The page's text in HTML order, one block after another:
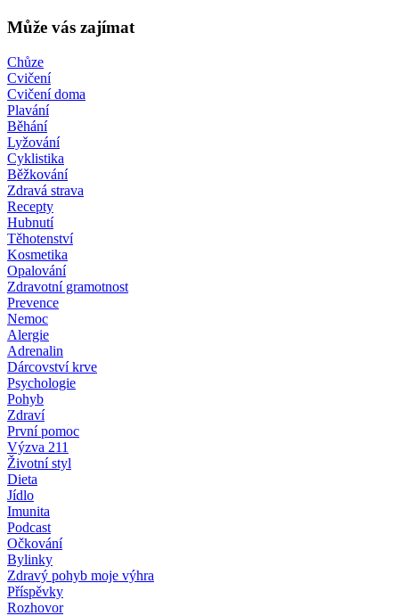
Může vás zajímat
Chůze
Cvičení
Cvičení doma
Plavání
Běhání
Lyžování
Cyklistika
Běžkování
Zdravá strava
Recepty
Hubnutí
Těhotenství
Kosmetika
Opalování
Zdravotní gramotnost
Prevence
Nemoc
Alergie
Adrenalin
Dárcovství krve
Psychologie
Pohyb
Zdraví
První pomoc
Výzva 211
Životní styl
Dieta
Jídlo
Imunita
Podcast
Očkování
Bylinky
Zdravý pohyb moje výhra
Příspěvky
Rozhovor